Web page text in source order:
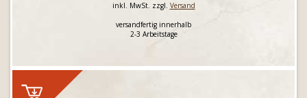
inkl. MwSt. zzgl. Versand
versandfertig innerhalb
2-3 Arbeitstage